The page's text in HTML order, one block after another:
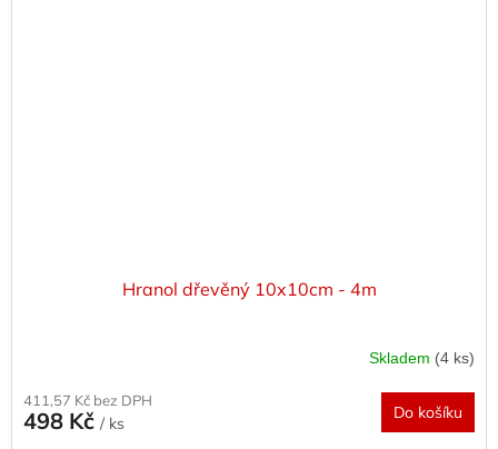
Hranol dřevěný 10x10cm - 4m
Skladem (4 ks)
411,57 Kč bez DPH
498 Kč / ks
Do košíku